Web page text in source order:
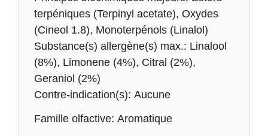
terpéniques (Terpinyl acetate), Oxydes
(Cineol 1.8), Monoterpénols (Linalol)
Substance(s) allergène(s) max.: Linalool
(8%), Limonene (4%), Citral (2%),
Geraniol (2%)
Contre-indication(s): Aucune
Famille olfactive: Aromatique